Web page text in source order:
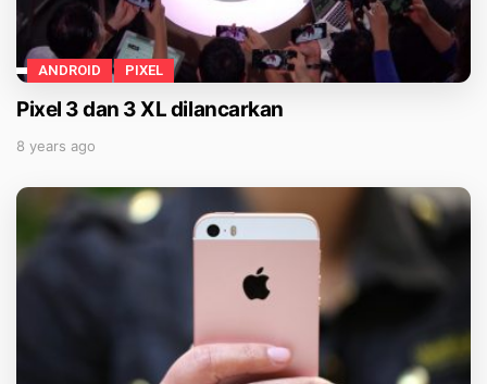
ANDROID PIXEL
Pixel 3 dan 3 XL dilancarkan
8 years ago